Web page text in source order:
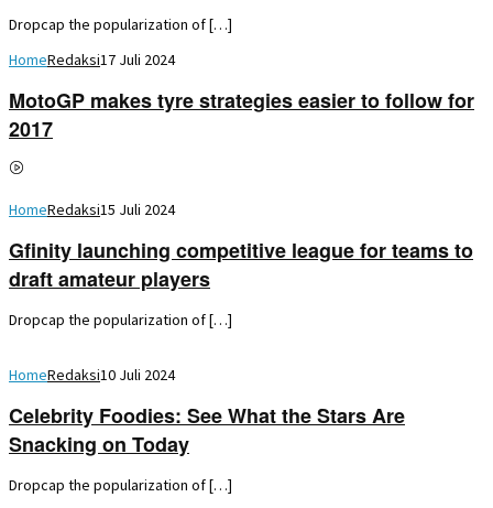
Dropcap the popularization of […]
HomeRedaksi17 Juli 2024
MotoGP makes tyre strategies easier to follow for
2017
HomeRedaksi15 Juli 2024
Gfinity launching competitive league for teams to
draft amateur players
Dropcap the popularization of […]
HomeRedaksi10 Juli 2024
Celebrity Foodies: See What the Stars Are
Snacking on Today
Dropcap the popularization of […]